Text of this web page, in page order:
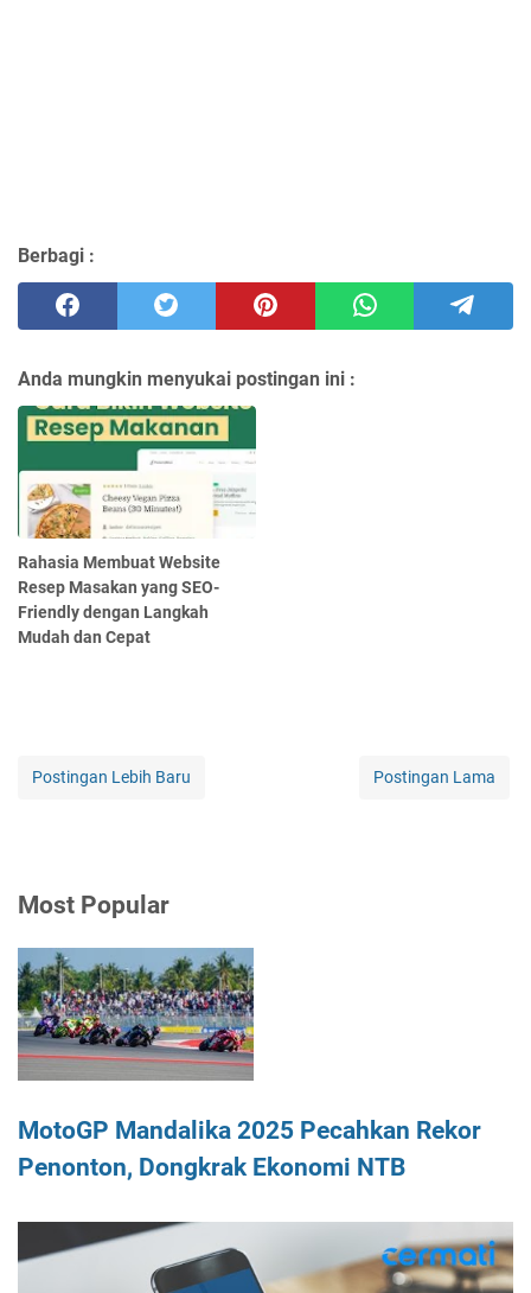
Berbagi :
Anda mungkin menyukai postingan ini :
Rahasia Membuat Website
Resep Masakan yang SEO-
Friendly dengan Langkah
Mudah dan Cepat
Postingan Lebih Baru Postingan Lama
Most Popular
MotoGP Mandalika 2025 Pecahkan Rekor
Penonton, Dongkrak Ekonomi NTB